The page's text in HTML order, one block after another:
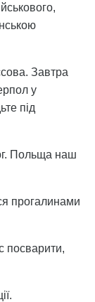
Завтра
у
під
Польща наш
прогалинами
посварити,